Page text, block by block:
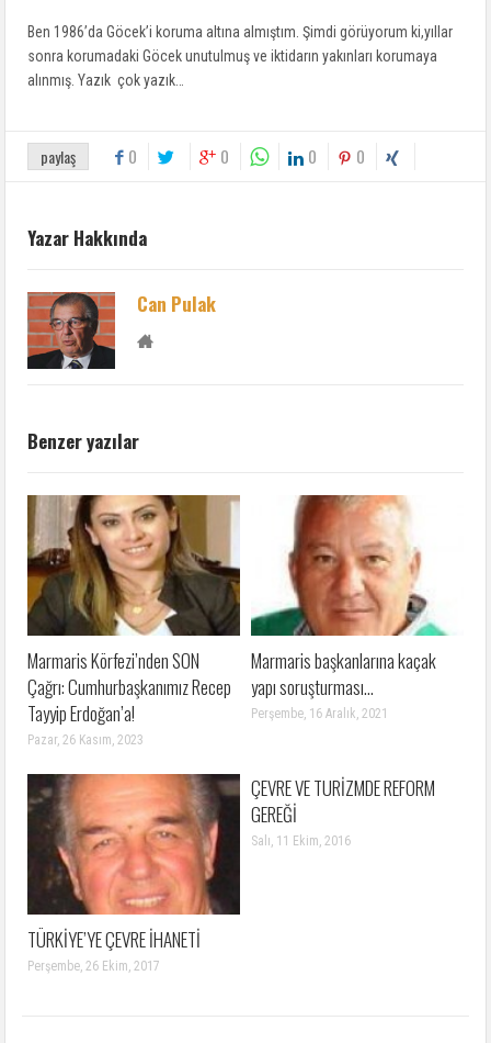
Ben 1986’da Göcek’i koruma altına almıştım. Şimdi görüyorum ki,yıllar
sonra korumadaki Göcek unutulmuş ve iktidarın yakınları korumaya
alınmış. Yazık çok yazık…
paylaş 0 0 0 0
Yazar Hakkında
Can Pulak
Benzer yazılar
Marmaris Körfezi’nden SON
Çağrı: Cumhurbaşkanımız Recep
Tayyip Erdoğan’a!
Pazar, 26 Kasım, 2023
Marmaris başkanlarına kaçak
yapı soruşturması…
Perşembe, 16 Aralık, 2021
TÜRKİYE’YE ÇEVRE İHANETİ
Perşembe, 26 Ekim, 2017
ÇEVRE VE TURİZMDE REFORM
GEREĞİ
Salı, 11 Ekim, 2016